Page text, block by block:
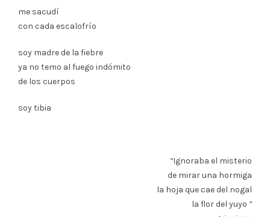
me sacudí
con cada escalofrío
soy madre de la fiebre
ya no temo al fuego indómito
de los cuerpos
soy tibia
“Ignoraba el misterio
de mirar una hormiga
la hoja que cae del nogal
la flor del yuyo ”